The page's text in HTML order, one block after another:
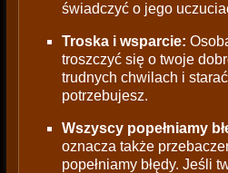
świadczyć o jego
Troska i wsparcie:
troszczyć się o twoje
trudnych chwilach i
potrzebujesz.
Wszyscy popełniamy
oznacza także
popełniamy błędy. Jeśli